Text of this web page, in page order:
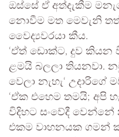
ඔස්සේ ඒ අත්දැකීම
නොවීම මත මෙවැනි
වෛද්‍යවරයා කීය.
‘ඒත් ඩොක්ට, දුව කියන
ළමයි බලලා තියනවා.
වෙලා නැහැ‘ උදාරිගේ
‘ඒක එහෙම තමයි; අපි
විදිහට සංවේදී වෙන්නේ
එකම වාහනයක ගමන්